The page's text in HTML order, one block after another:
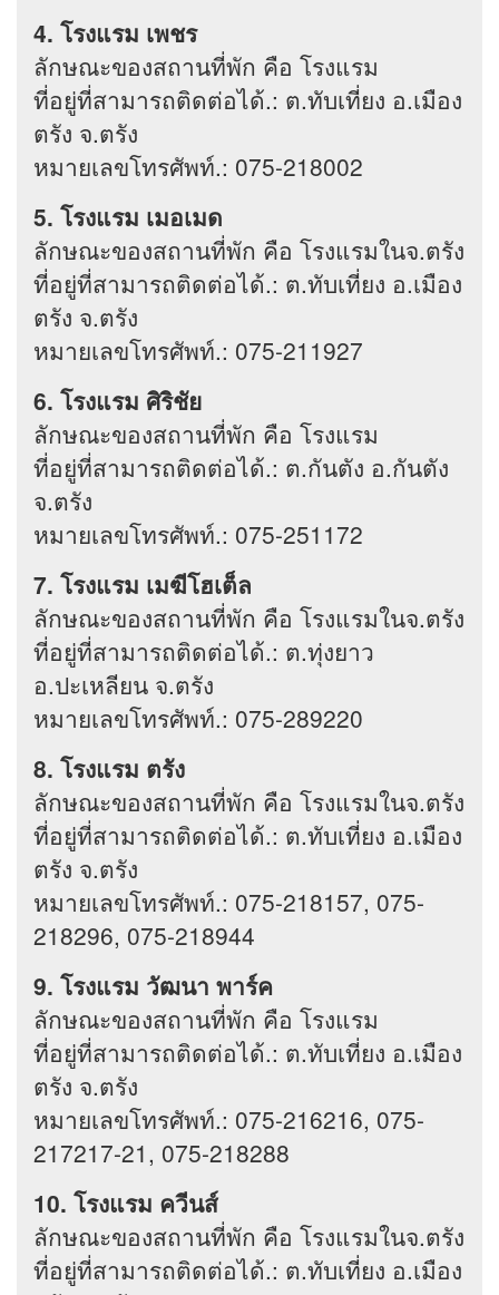
4. โรงแรม เพชร
ลักษณะของสถานที่พัก คือ โรงแรม
ที่อยู่ที่สามารถติดต่อได้.: ต.ทับเที่ยง อ.เมือง
ตรัง จ.ตรัง
หมายเลขโทรศัพท์.: 075-218002
5. โรงแรม เมอเมด
ลักษณะของสถานที่พัก คือ โรงแรมในจ.ตรัง
ที่อยู่ที่สามารถติดต่อได้.: ต.ทับเที่ยง อ.เมือง
ตรัง จ.ตรัง
หมายเลขโทรศัพท์.: 075-211927
6. โรงแรม ศิริชัย
ลักษณะของสถานที่พัก คือ โรงแรม
ที่อยู่ที่สามารถติดต่อได้.: ต.กันตัง อ.กันตัง
จ.ตรัง
หมายเลขโทรศัพท์.: 075-251172
7. โรงแรม เมฆีโฮเต็ล
ลักษณะของสถานที่พัก คือ โรงแรมในจ.ตรัง
ที่อยู่ที่สามารถติดต่อได้.: ต.ทุ่งยาว
อ.ปะเหลียน จ.ตรัง
หมายเลขโทรศัพท์.: 075-289220
8. โรงแรม ตรัง
ลักษณะของสถานที่พัก คือ โรงแรมในจ.ตรัง
ที่อยู่ที่สามารถติดต่อได้.: ต.ทับเที่ยง อ.เมือง
ตรัง จ.ตรัง
หมายเลขโทรศัพท์.: 075-218157, 075-
218296, 075-218944
9. โรงแรม วัฒนา พาร์ค
ลักษณะของสถานที่พัก คือ โรงแรม
ที่อยู่ที่สามารถติดต่อได้.: ต.ทับเที่ยง อ.เมือง
ตรัง จ.ตรัง
หมายเลขโทรศัพท์.: 075-216216, 075-
217217-21, 075-218288
10. โรงแรม ควีนส์
ลักษณะของสถานที่พัก คือ โรงแรมในจ.ตรัง
ที่อยู่ที่สามารถติดต่อได้.: ต.ทับเที่ยง อ.เมือง